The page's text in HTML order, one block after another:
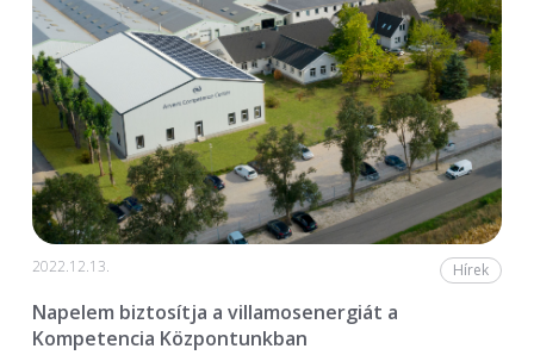
2022.12.13. Hírek
Napelem biztosítja a villamosenergiát a
Kompetencia Központunkban